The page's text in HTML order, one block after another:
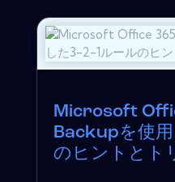
Microsoft
Backupを使
のヒントとト